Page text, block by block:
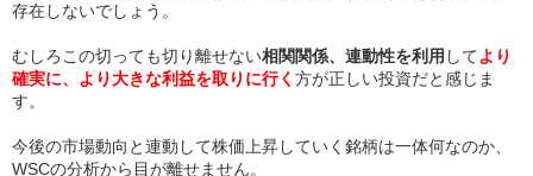
存在しないでしょう。
むしろこの切っても切り離せない相関関係、連動性を利用 してより
確実に、より大きな利益を取りに行く 方が正しい投資だと感じま
す。
今後の市場動向と連動して株価上昇していく銘柄は一体何なのか、
WSCの分析から目が離せません。